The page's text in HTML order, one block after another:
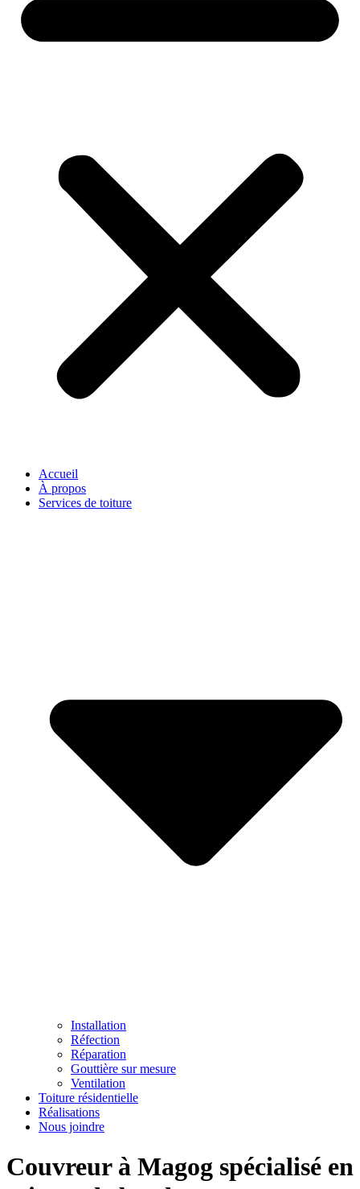
Accueil
À propos
Services de toiture
Installation
Réfection
Réparation
Gouttière sur mesure
Ventilation
Toiture résidentielle
Réalisations
Nous joindre
Couvreurà Magog spécialisé en